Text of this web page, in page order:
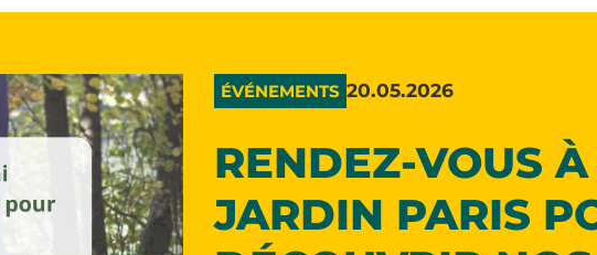
ÉVÉNEMENTS 20.05.2026
RENDEZ-VOUS
JARDIN PARIS